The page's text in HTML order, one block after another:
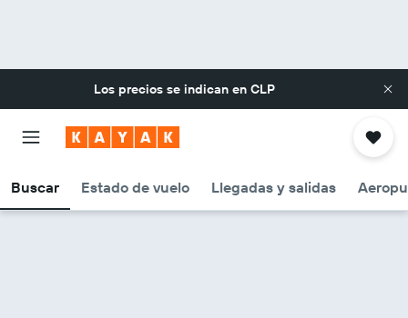
Los precios se indican en CLP
Buscar Estado de vuelo Llegadas y salidas